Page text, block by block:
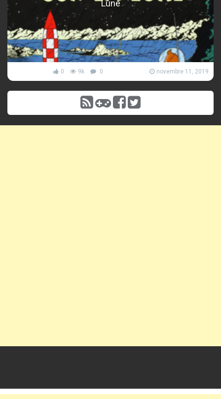
Lune
0 9k 0 novembre 11, 2019